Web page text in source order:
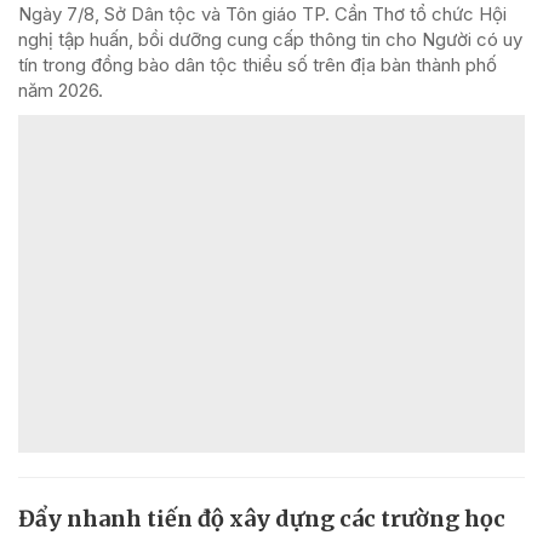
Ngày 7/8, Sở Dân tộc và Tôn giáo TP. Cần Thơ tổ chức Hội
nghị tập huấn, bồi dưỡng cung cấp thông tin cho Người có uy
tín trong đồng bào dân tộc thiểu số trên địa bàn thành phố
năm 2026.
Đẩy nhanh tiến độ xây dựng các trường học